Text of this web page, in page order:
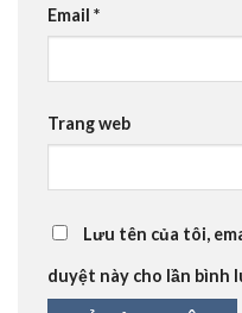
Email *
Trang web
Lưu tên của tôi,
duyệt này cho lần bình